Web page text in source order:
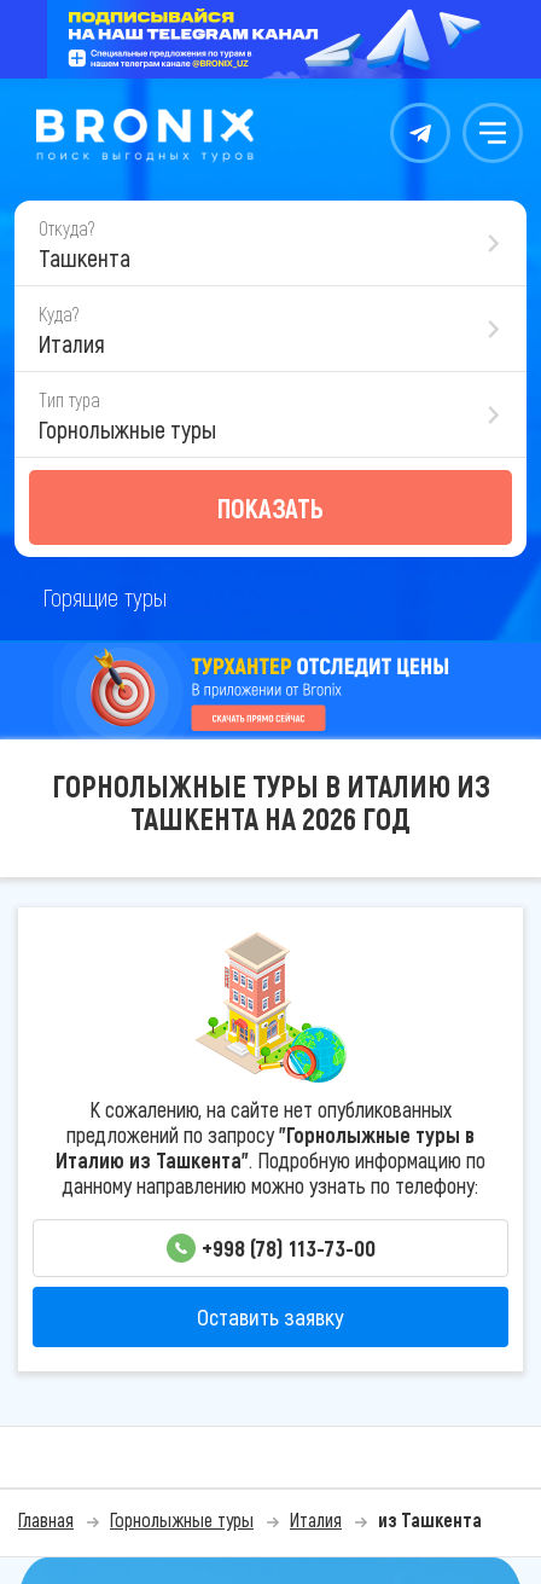
Контакты Меню
Откуда?
Ташкента
Куда?
Италия
Тип тура
Горнолыжные туры
ПОКАЗАТЬ
Горящие туры
ГОРНОЛЫЖНЫЕ ТУРЫ В ИТАЛИЮ ИЗ
ТАШКЕНТА НА 2026 ГОД
К сожалению, на сайте нет опубликованных
предложений по запросу"Горнолыжные туры в
Италию из Ташкента". Подробную информацию по
данному направлению можно узнать по телефону:
+998 (78) 113-73-00
Оставить заявку
Главная Горнолыжные туры Италия из Ташкента